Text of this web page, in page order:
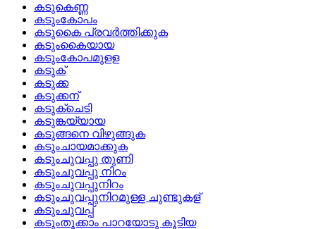
കടുകെണ്ണ
കടുംകോപം
കടുകൈ പ്രവര്‍ത്തിക്കുക
കടുംകൈയായ
കടുംകോപമുളള
കടുക്
കടുക്ക
കടുക്കന്
കടുക്‌ചെടി
കടുങ്കയ്യായ
കടുങ്ങനെ വിഴുങ്ങുക
കടുംചായമാക്കുക
കടുംചുവപ്പു തുണി
കടുംചുവപ്പു നിറം
കടുംചുവപ്പുനിറം
കടുംചുവപ്പുനിറമുള്ള ചുണ്ടുകള്
കടുംചുവപ്പ്
കടുംതൂക്കാം പാറയോടു കൂടിയ